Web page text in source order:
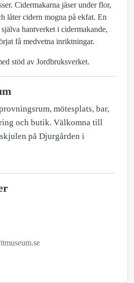
Cidermakarna jäser under flor,
låter cidern mogna på ekfat. En
hantverket i cidermakande,
få medvetna inriktningar.
stöd av Jordbruksverket.
mötesplats, bar,
och butik. Välkomna till
på Djurgården i